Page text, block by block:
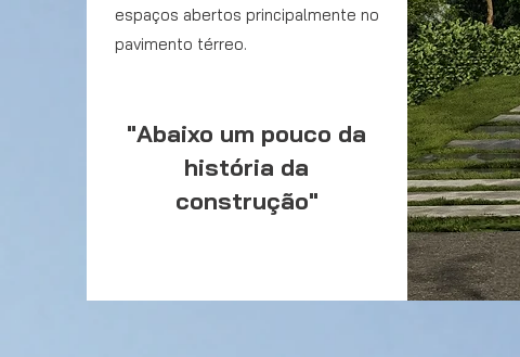
espaços abertos principalmente no
pavimento térreo.
"Abaixo um pouco da
história da
construção"